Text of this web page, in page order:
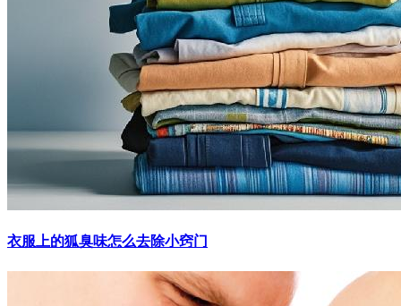
衣服上的狐臭味怎么去除小窍门